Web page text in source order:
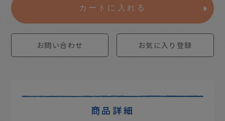
カートに入れる
お問い合わせ お気に入り登録
商品詳細